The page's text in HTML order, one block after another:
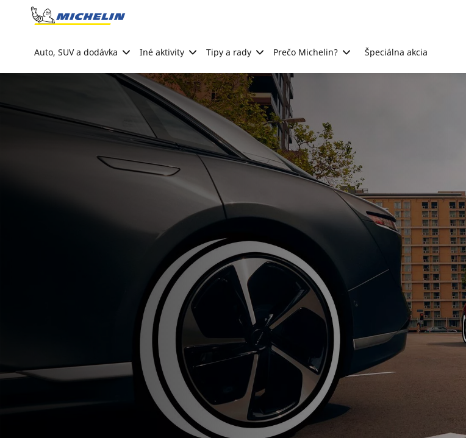
Go to page content
Auto, SUV a dodávka Iné aktivity Tipy a rady Prečo Michelin? Špeciálna akcia